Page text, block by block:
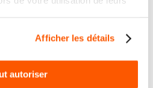
Afficher les détails
autoriser